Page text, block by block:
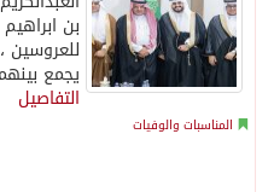
بن
للعروسين
يجمع
التفاصيل
المناسبات والوفيات